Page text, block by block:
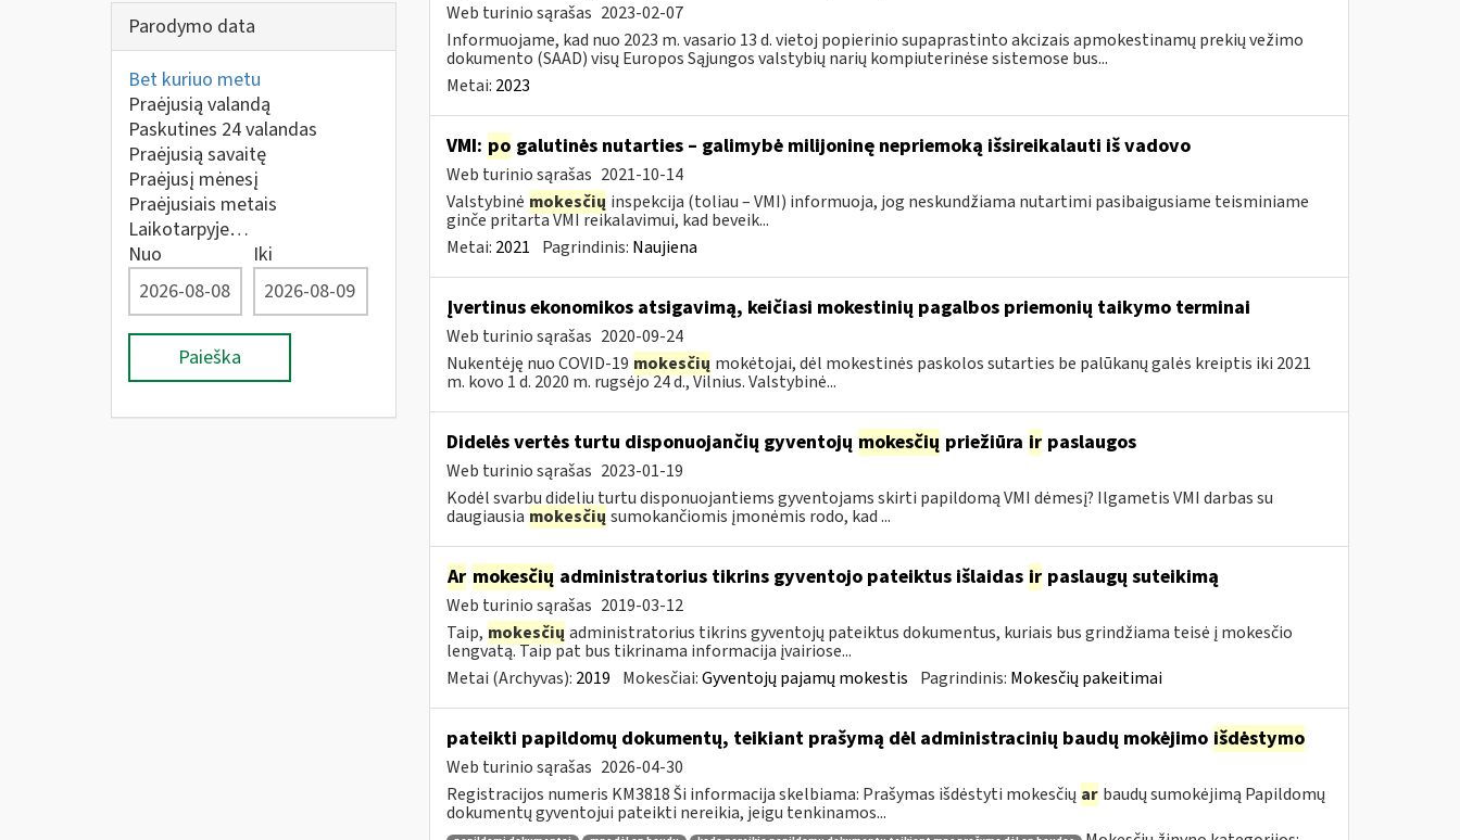
Parodymo data
Bet kuriuo metu
Praėjusią valandą
Paskutines 24 valandas
Praėjusią savaitę
Praėjusį mėnesį
Praėjusiais metais
Laikotarpyje…
Nuo
Iki
Paieška
Web turinio sąrašas 2023-02-07
Informuojame, kad nuo 2023 m. vasario 13 d. vietoj popierinio supaprastinto akcizais apmokestinamų prekių vežimo
dokumento (SAAD) visų Europos Sąjungos valstybių narių kompiuterinėse sistemose bus...
Metai: 2023
VMI: po galutinės nutarties – galimybė milijoninę nepriemoką išsireikalauti iš vadovo
Web turinio sąrašas 2021-10-14
Valstybinė mokesčių inspekcija (toliau – VMI) informuoja, jog neskundžiama nutartimi pasibaigusiame teisminiame
ginče pritarta VMI reikalavimui, kad beveik...
Metai: 2021 Pagrindinis: Naujiena
Įvertinus ekonomikos atsigavimą, keičiasi mokestinių pagalbos priemonių taikymo terminai
Web turinio sąrašas 2020-09-24
Nukentėję nuo COVID-19 mokesčių mokėtojai, dėl mokestinės paskolos sutarties be palūkanų galės kreiptis iki 2021
m. kovo 1 d. 2020 m. rugsėjo 24 d., Vilnius. Valstybinė...
Didelės vertės turtu disponuojančių gyventojų mokesčių priežiūra irpaslaugos
Web turinio sąrašas 2023-01-19
Kodėl svarbu dideliu turtu disponuojantiems gyventojams skirti papildomą VMI dėmesį? Ilgametis VMI darbas su
daugiausia mokesčių sumokančiomis įmonėmis rodo, kad ...
Ar mokesčių administratorius tikrins gyventojo pateiktus išlaidas irpaslaugų suteikimą
Web turinio sąrašas 2019-03-12
Taip, mokesčių administratorius tikrins gyventojų pateiktus dokumentus, kuriais bus grindžiama teisė į mokesčio
lengvatą. Taip pat bus tikrinama informacija įvairiose...
Metai (Archyvas): 2019 Mokesčiai:Gyventojų pajamų mokestis Pagrindinis: Mokesčių pakeitimai
pateikti papildomų dokumentų, teikiant prašymą dėl administracinių baudų mokėjimo išdėstymo
Web turinio sąrašas 2026-04-30
Registracijos numeris KM3818 Ši informacija skelbiama: Prašymas išdėstyti mokesčių ar baudų sumokėjimą Papildomų
dokumentų gyventojui pateikti nereikia, jeigu tenkinamos...